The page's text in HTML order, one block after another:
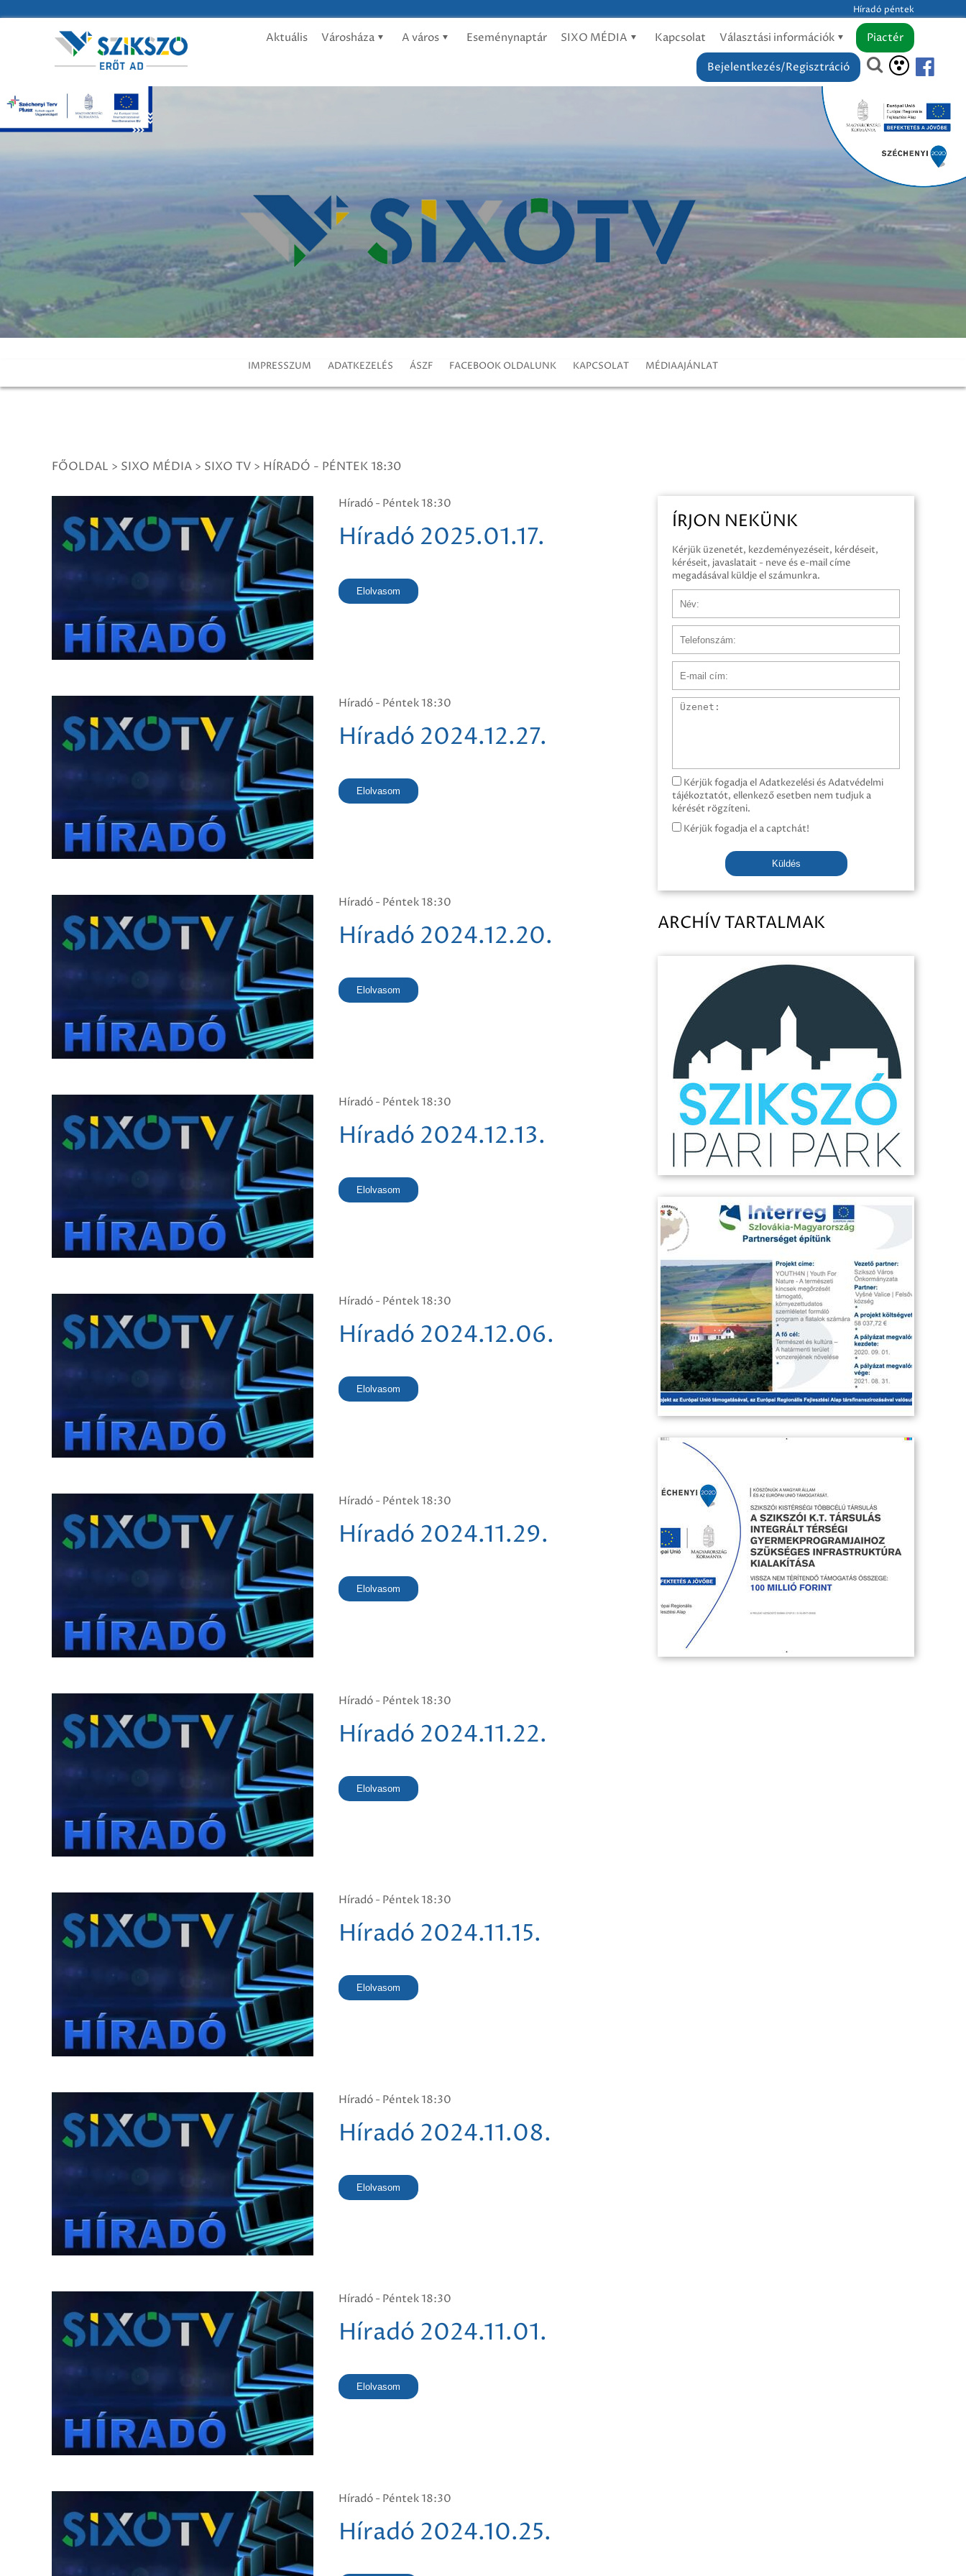
Híradó péntek
Aktuális Városháza A város Eseménynaptár SIXO MÉDIA Kapcsolat Választási információk
Piactér
Bejelentkezés/Regisztráció
IMPRESSZUM ADATKEZELÉS ÁSZF FACEBOOK OLDALUNK KAPCSOLAT MÉDIAAJÁNLAT
FŐOLDAL > SIXO MÉDIA > SIXO TV > HÍRADÓ - PÉNTEK 18:30
Híradó - Péntek 18:30
Híradó 2025.01.17.
Elolvasom
Híradó - Péntek 18:30
Híradó 2024.12.27.
Elolvasom
Híradó - Péntek 18:30
Híradó 2024.12.20.
Elolvasom
Híradó - Péntek 18:30
Híradó 2024.12.13.
Elolvasom
Híradó - Péntek 18:30
Híradó 2024.12.06.
Elolvasom
Híradó - Péntek 18:30
Híradó 2024.11.29.
Elolvasom
Híradó - Péntek 18:30
Híradó 2024.11.22.
Elolvasom
Híradó - Péntek 18:30
Híradó 2024.11.15.
Elolvasom
Híradó - Péntek 18:30
Híradó 2024.11.08.
Elolvasom
Híradó - Péntek 18:30
Híradó 2024.11.01.
Elolvasom
Híradó - Péntek 18:30
Híradó 2024.10.25.
ÍRJON NEKÜNK
Kérjük üzenetét, kezdeményezéseit, kérdéseit,
kéréseit, javaslatait - neve és e-mail címe
megadásával küldje el számunkra.
Üzenet
Kérjük fogadja el Adatkezelési és Adatvédelmi
tájékoztatót, ellenkező esetben nem tudjuk a
kérését rögzíteni.
Kérjük fogadja el a captchát!
Küldés
ARCHÍV TARTALMAK